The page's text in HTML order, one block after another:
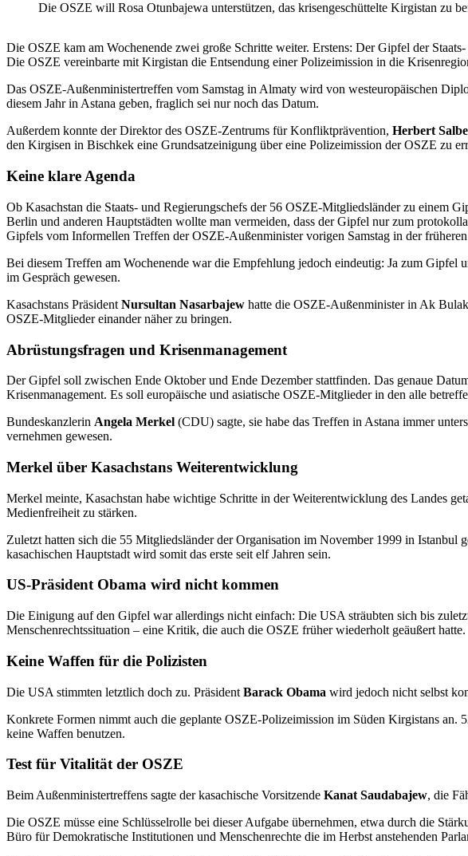
Die OSZE will Rosa Otunbajewa unterstützen, das krisengeschüttelte Kirgistan zu
Die OSZE kam am Wochenende zwei große Schritte weiter. Erstens: Der Gipfel der
Die OSZE vereinbarte mit Kirgistan die Entsendung einer Polizeimission in die
Das OSZE-Außenministertreffen vom Samstag in Almaty wird von westeuropäischen
diesem Jahr in Astana geben, fraglich sei nur noch das Datum.
Außerdem konnte der Direktor des OSZE-Zentrums für Konfliktprävention, Herbert
den Kirgisen in Bischkek eine Grundsatzeinigung über eine Polizeimission der OSZE zu
Keine klare Agenda
Ob Kasachstan die Staats- und Regierungschefs der 56 OSZE-Mitgliedsländer zu einem
Berlin und anderen Hauptstädten wollte man vermeiden, dass der Gipfel nur zum
Gipfels vom Informellen Treffen der OSZE-Außenminister vorigen Samstag in der
Bei diesem Treffen am Wochenende war die Empfehlung jedoch eindeutig: Ja zum
im Gespräch gewesen.
Kasachstans Präsident Nursultan Nasarbajew hatte die OSZE-Außenminister in Ak
OSZE-Mitglieder einander näher zu bringen.
Abrüstungsfragen und Krisenmanagement
Der Gipfel soll zwischen Ende Oktober und Ende Dezember stattfinden. Das genaue
Krisenmanagement. Es soll europäische und asiatische OSZE-Mitglieder in den alle
Bundeskanzlerin Angela Merkel (CDU) sagte, sie habe das Treffen in Astana immer
vernehmen gewesen.
Merkel über Kasachstans Weiterentwicklung
Merkel meinte, Kasachstan habe wichtige Schritte in der Weiterentwicklung des Landes
Medienfreiheit zu stärken.
Zuletzt hatten sich die 55 Mitgliedsländer der Organisation im November 1999 in
kasachischen Hauptstadt wird somit das erste seit elf Jahren sein.
US-Präsident Obama wird nicht kommen
Die Einigung auf den Gipfel war allerdings nicht einfach: Die USA sträubten sich bis
Menschenrechtssituation – eine Kritik, die auch die OSZE früher wiederholt geäußert hatte.
Keine Waffen für die Polizisten
Die USA stimmten letztlich doch zu. Präsident Barack Obama wird jedoch nicht selbst
Konkrete Formen nimmt auch die geplante OSZE-Polizeimission im Süden Kirgistans
keine Waffen benutzen.
Test für Vitalität der OSZE
Beim Außenministertreffens sagte der kasachische Vorsitzende Kanat Saudabajew, die
Die OSZE müsse eine Schlüsselrolle bei dieser Aufgabe übernehmen, etwa durch die
Büro für Demokratische Institutionen und Menschenrechte die im Herbst anstehenden